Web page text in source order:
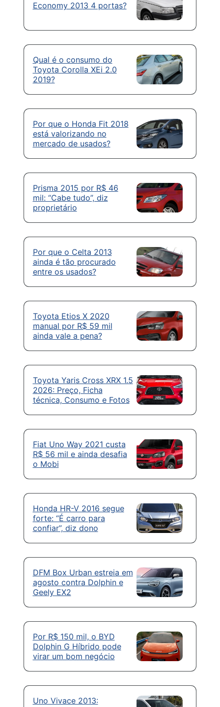
Economy 2013 4 portas?
Qual é o consumo do
Toyota Corolla XEi 2.0
2019?
Por que o Honda Fit 2018
está valorizando no
mercado de usados?
Prisma 2015 por R$ 46
mil: “Cabe tudo”, diz
proprietário
Por que o Celta 2013
ainda é tão procurado
entre os usados?
Toyota Etios X 2020
manual por R$ 59 mil
ainda vale a pena?
Toyota Yaris Cross XRX 1.5
2026: Preço, Ficha
técnica, Consumo e Fotos
Fiat Uno Way 2021 custa
R$ 56 mil e ainda desafia
o Mobi
Honda HR-V 2016 segue
forte: “É carro para
confiar”, diz dono
DFM Box Urban estreia em
agosto contra Dolphin e
Geely EX2
Por R$ 150 mil, o BYD
Dolphin G Híbrido pode
virar um bom negócio
Uno Vivace 2013: